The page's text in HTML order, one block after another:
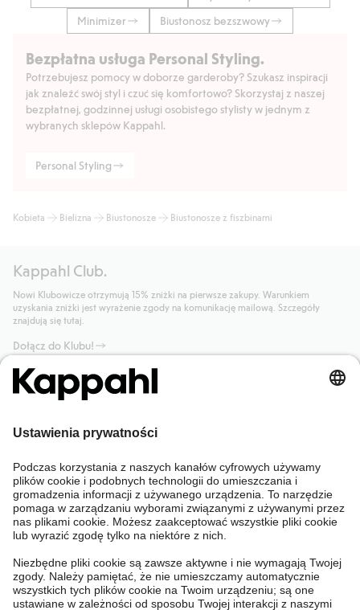
Minimizer
Biustonosz bezszwowy
Bezpłatna usługa Personal Styling.
Potrzebujesz pomocy w doborze garderoby? Szukasz inspiracji
jak znaleźć swój styl i czuć się komfortowo? Skorzystaj z naszej
bezpłatnej, godzinnej usługi osobistego stylisty w jednym z
wybranych sklepów Kappahl.
Personal Styling
Kobieta Bielizna Biustonosze Biustonosze z fiszbinami
Kappahl Club.
Nowi Klubowicze otrzymują 15% zniżki na pierwsze zakupy. Warunkiem
uzyskania zniżki jest wyrażenie zgody na komunikację mailową. Szczegóły
znajdują się tutaj.
Dołącz do Klubu!
Potrzebujesz pomocy?
Sklep internetowy
Częste pytania
Kappahl Club
Mój profil
O nas